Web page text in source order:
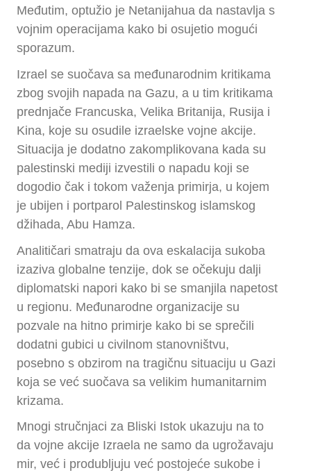
Međutim, optužio je Netanijahua da nastavlja s
vojnim operacijama kako bi osujetio mogući
sporazum.
Izrael se suočava sa međunarodnim kritikama
zbog svojih napada na Gazu, a u tim kritikama
prednjače Francuska, Velika Britanija, Rusija i
Kina, koje su osudile izraelske vojne akcije.
Situacija je dodatno zakomplikovana kada su
palestinski mediji izvestili o napadu koji se
dogodio čak i tokom važenja primirja, u kojem
je ubijen i portparol Palestinskog islamskog
džihada, Abu Hamza.
Analitičari smatraju da ova eskalacija sukoba
izaziva globalne tenzije, dok se očekuju dalji
diplomatski napori kako bi se smanjila napetost
u regionu. Međunarodne organizacije su
pozvale na hitno primirje kako bi se sprečili
dodatni gubici u civilnom stanovništvu,
posebno s obzirom na tragičnu situaciju u Gazi
koja se već suočava sa velikim humanitarnim
krizama.
Mnogi stručnjaci za Bliski Istok ukazuju na to
da vojne akcije Izraela ne samo da ugrožavaju
mir, već i produbljuju već postojeće sukobe i